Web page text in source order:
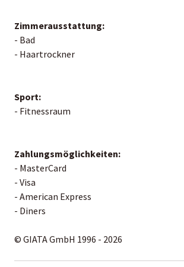
Zimmerausstattung:
- Bad
- Haartrockner
Sport:
- Fitnessraum
Zahlungsmöglichkeiten:
- MasterCard
- Visa
- American Express
- Diners
© GIATA GmbH 1996 - 2026